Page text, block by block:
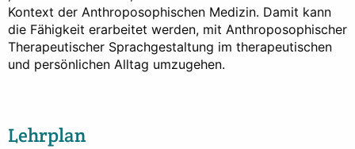
Kontext der Anthroposophischen Medizin. Damit kann
die Fähigkeit erarbeitet werden, mit Anthroposophischer
Therapeutischer Sprachgestaltung im therapeutischen
und persönlichen Alltag umzugehen.
Lehrplan